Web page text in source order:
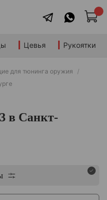
Цевья Рукоятки
для тюнинга оружия
в Санкт-